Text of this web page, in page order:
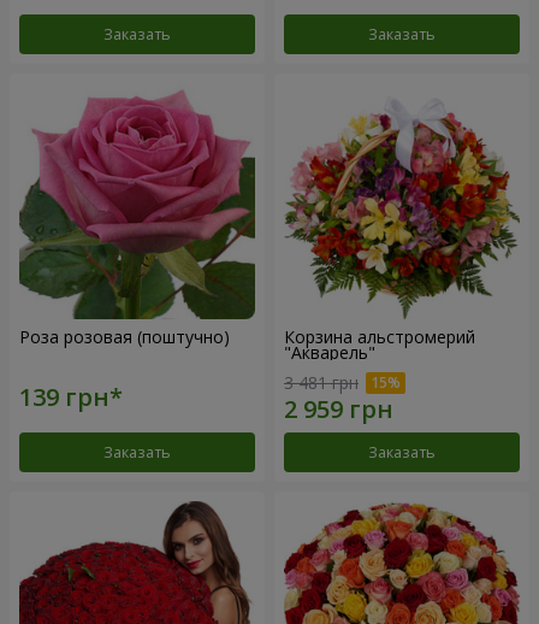
Заказать Заказать
Роза розовая (поштучно)
Заказать
Корзина альстромерий
"Акварель"
3 481 грн
Заказать